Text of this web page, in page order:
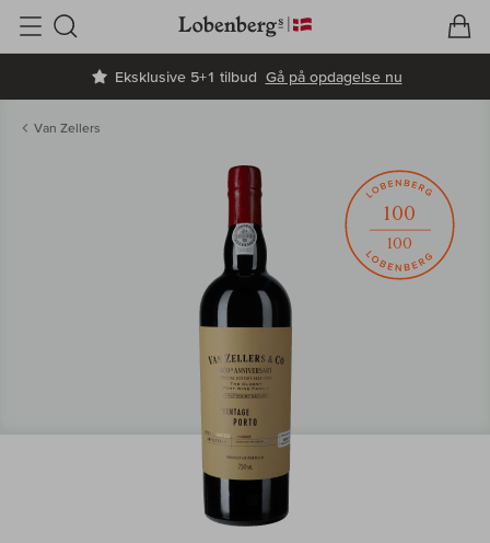
Eksklusive 5+1 tilbud Gå på opdagelse nu
Søg
Van Zellers
100
100